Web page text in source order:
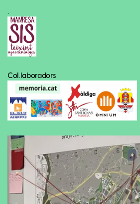
.
Col.laboradors